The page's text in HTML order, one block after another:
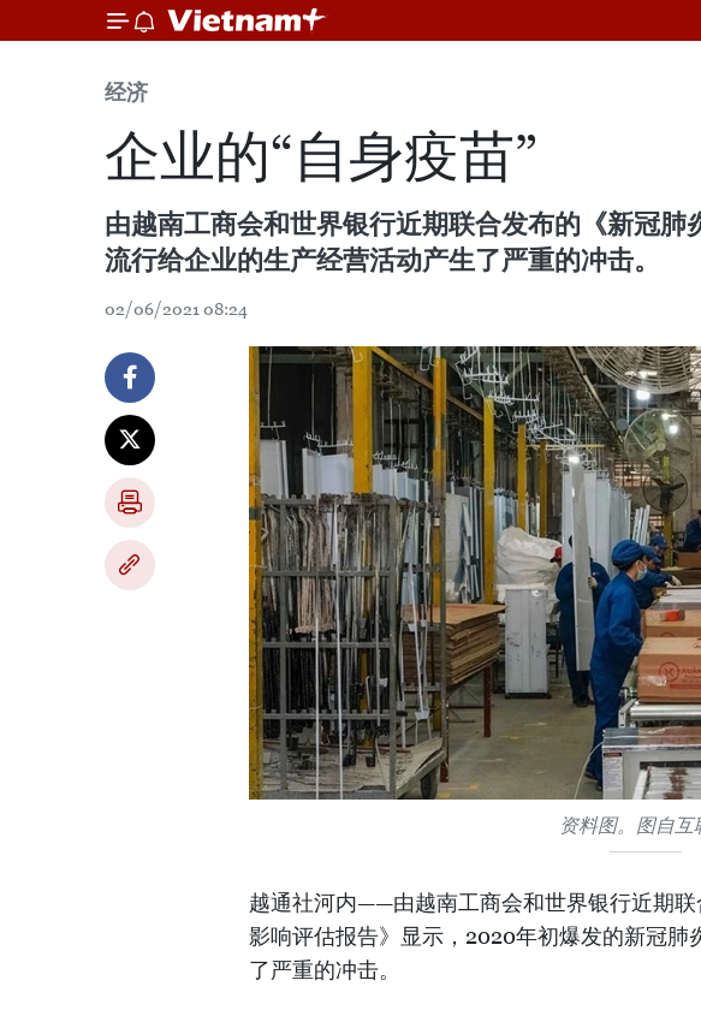
经济
企业的“自身疫苗”
由越南工商会和世界银行近期联合发布的《新冠
流行给企业的生产经营活动产生了严重的冲击。
02/06/2021 08:24
资料图。图自互
越通社河内——由越南工商会和世界银行近期
影响评估报告》显示，2020年初爆发的新冠肺
了严重的冲击。